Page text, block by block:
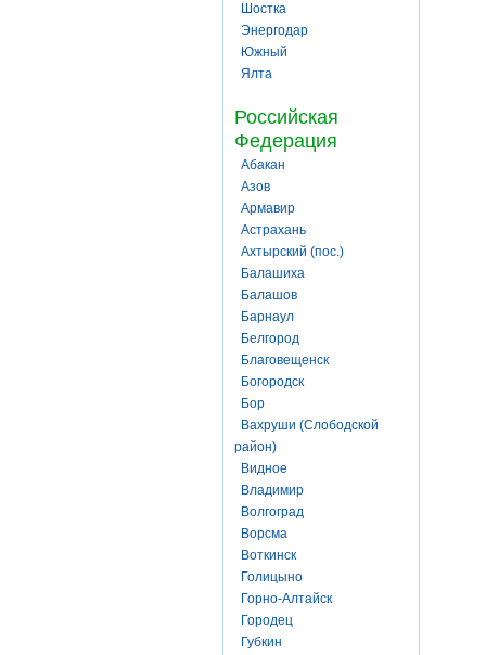
Шостка
Энергодар
Южный
Ялта
Российская
Федерация
Абакан
Азов
Армавир
Астрахань
Ахтырский (пос.)
Балашиха
Балашов
Барнаул
Белгород
Благовещенск
Богородск
Бор
Вахруши (Слободской
район)
Видное
Владимир
Волгоград
Ворсма
Воткинск
Голицыно
Горно-Алтайск
Городец
Губкин